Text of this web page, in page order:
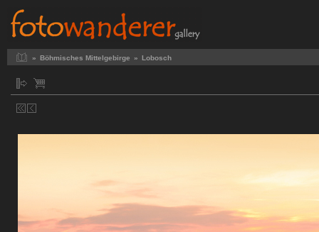
» Böhmisches Mittelgebirge » Lobosch